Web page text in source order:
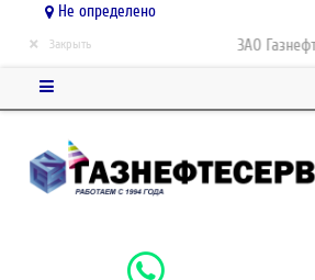
Не определено
ЗАО
× Закрыть